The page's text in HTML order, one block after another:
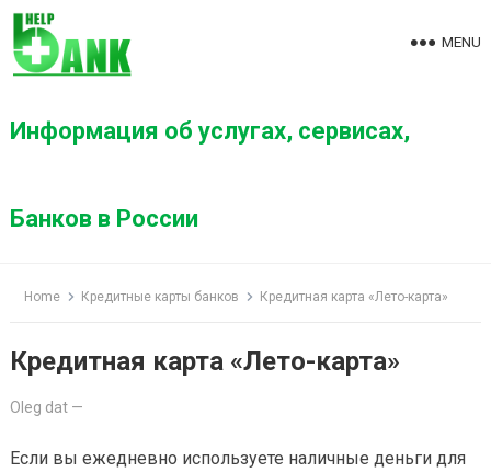
Информация об услугах, сервисах,
Банков в России
MENU
Home Кредитные карты банков Кредитная карта «Лето-карта»
Кредитная карта «Лето-карта»
Oleg dat—
Если вы ежедневно используете наличные деньги для